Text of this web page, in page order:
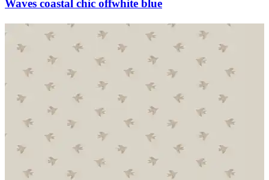
Waves coastal chic offwhite blue